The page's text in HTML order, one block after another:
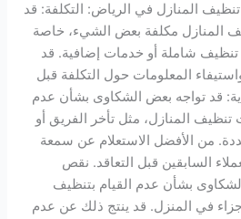
المنازل في الرياض: التكلفة: قد
مكلفة بعض الشيء، خاصة
شاملة أو خدمات إضافية. قد
المعلومات حول التكلفة قبل
قد تواجه بعض الشكاوى بشأن عدم
المنازل، مثل تأخر الفريق أو
من الأفضل الاستعلام عن سمعة
السابقين قبل التعاقد. نقص
بشأن عدم القيام بتنظيف
في المنزل. قد ينتج ذلك عن عدم